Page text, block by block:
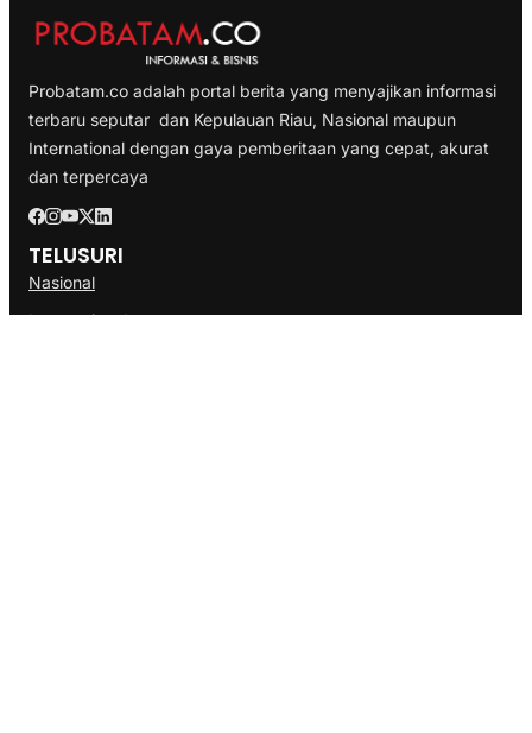
Probatam.co adalah portal berita yang menyajikan informasi
terbaru seputar dan Kepulauan Riau, Nasional maupun
International dengan gaya pemberitaan yang cepat, akurat
dan terpercaya
TELUSURI
Nasional
Internasional